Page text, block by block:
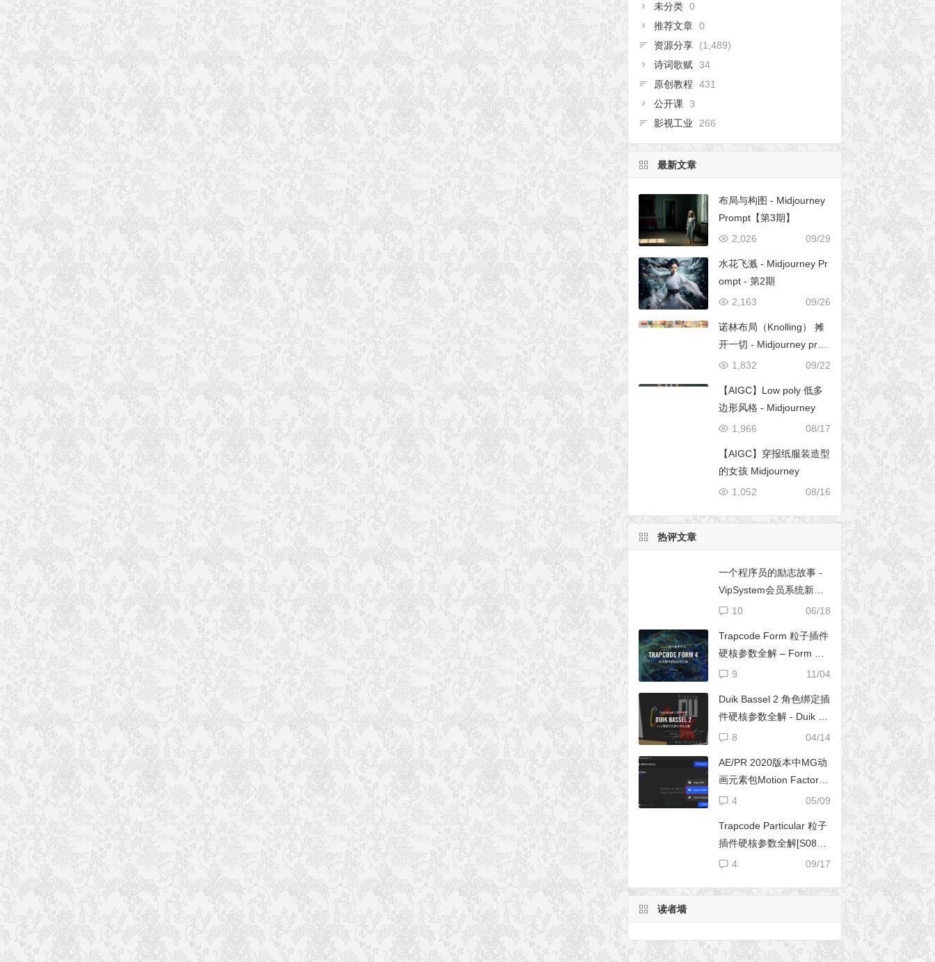
未分类 0
推荐文章 0
资源分享
(1,489)
诗词歌赋 34
原创教程
431
公开课 3
影视工业
266
最新文章
布局与构图 - Midjourney
Prompt【第3期】
09/29
2,026
水花飞溅 - Midjourney Pr
ompt - 第2期
09/26
2,163
诺林布局（Knolling） 摊
开一切 - Midjourney pro
mpt
09/22
1,832
【AIGC】Low poly 低多
边形风格 - Midjourney
08/17
1,966
【AIGC】穿报纸服装造型
的女孩 Midjourney
08/16
1,052
热评文章
一个程序员的励志故事 -
VipSystem会员系统新版
开发
06/18
10
Trapcode Form 粒子插件
硬核参数全解 – Form 完
全使用手册
11/04
9
Duik Bassel 2 角色绑定插
件硬核参数全解 - Duik 16
完全使用手册
04/14
8
AE/PR 2020版本中MG动
画元素包Motion Factory
脚本无法导入文件夹05/09
4
Trapcode Particular 粒子
插件硬核参数全解[S08E0
2] – 阴影设置（Shadowle
09/17
4
读者墙